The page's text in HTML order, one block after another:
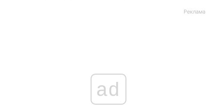
Реклама
ad